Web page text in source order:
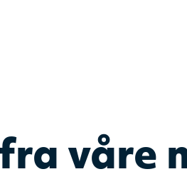
våre